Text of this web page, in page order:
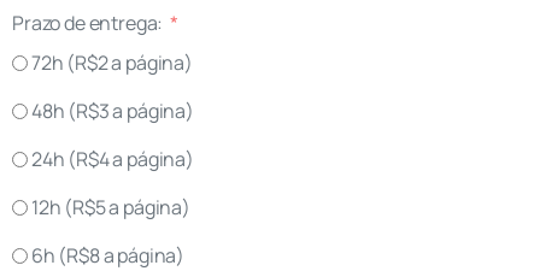
Prazo de entrega:
72h (R$2 a página)
48h (R$3 a página)
24h (R$4 a página)
12h (R$5 a página)
6h (R$8 a página)